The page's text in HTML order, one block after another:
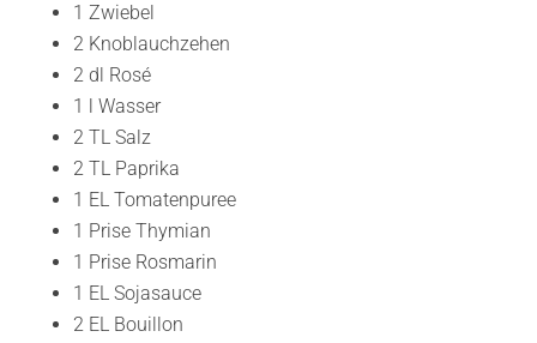
1 Zwiebel
2 Knoblauchzehen
2 dl Rosé
1 l Wasser
2 TL Salz
2 TL Paprika
1 EL Tomatenpuree
1 Prise Thymian
1 Prise Rosmarin
1 EL Sojasauce
2 EL Bouillon